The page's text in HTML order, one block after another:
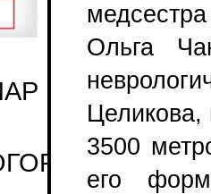
Ольга
3500
его